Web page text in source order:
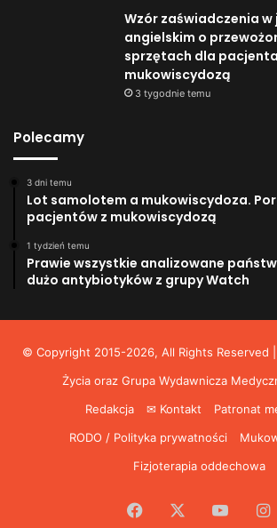
Wzór zaświadczenia w
angielskim o
sprzętach dla
mukowiscydozą
3 tygodnie temu
Polecamy
3 dni temu
Lot samolotem a mukowiscydoza.
pacjentów z mukowiscydozą
1 tydzień temu
Prawie wszystkie analizowane
dużo antybiotyków z grupy Watch
© Copyright 2015-2026, All Rights Reserved
Życia oraz Grupa Wydawnicza
Redakcja
✉ Kontakt
Patronat
RODO / Polityka prywatności
Fizjoterapia oddechowa
Facebook